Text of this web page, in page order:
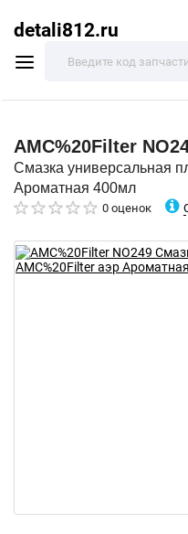
detali812.ru
AMC%20Filter
Смазка универсальная
Ароматная 400мл
0 оценок